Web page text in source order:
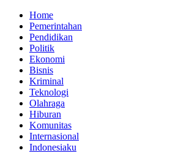
Home
Pemerintahan
Pendidikan
Politik
Ekonomi
Bisnis
Kriminal
Teknologi
Olahraga
Hiburan
Komunitas
Internasional
Indonesiaku